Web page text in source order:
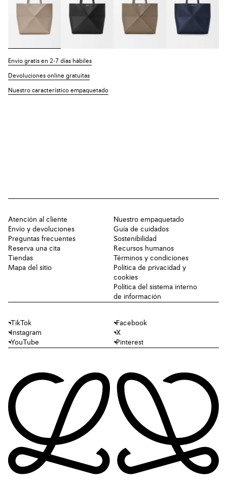
Envío gratis en 2-7 días hábiles
Devoluciones online gratuitas
Nuestro característico empaquetado
Atención al cliente
Envío y devoluciones
Preguntas frecuentes
Reserva una cita
Tiendas
Mapa del sitio
Nuestro empaquetado
Guía de cuidados
Sostenibilidad
Recursos humanos
Términos y condiciones
Política de privacidad y
cookies
Política del sistema interno
de información
TikTok
Facebook
Instagram
X
YouTube
Pinterest